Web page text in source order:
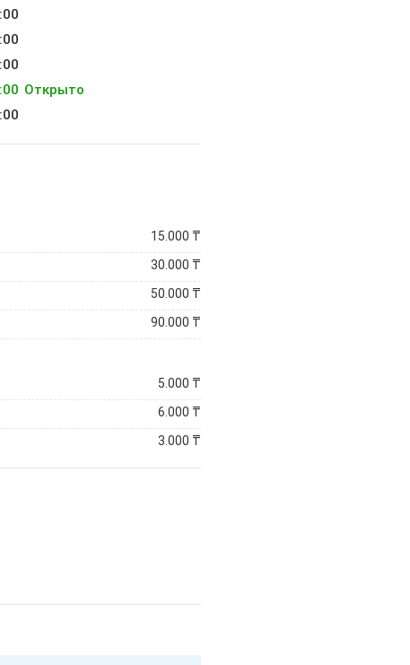
Открыто
15.000 ₸
30.000 ₸
50.000 ₸
90.000 ₸
5.000 ₸
6.000 ₸
3.000 ₸